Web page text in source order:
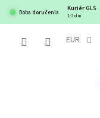
obsah
Doba doručenia
Kuriér GLS
1-2 dni
EUR